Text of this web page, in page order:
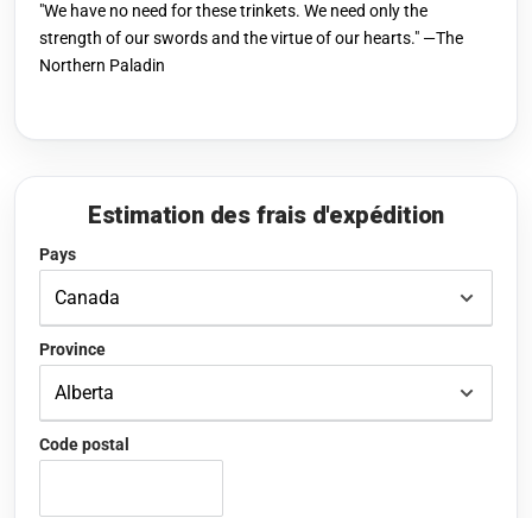
"We have no need for these trinkets. We need only the
strength of our swords and the virtue of our hearts." —The
Northern Paladin
Estimation des frais d'expédition
Pays
Province
Code postal